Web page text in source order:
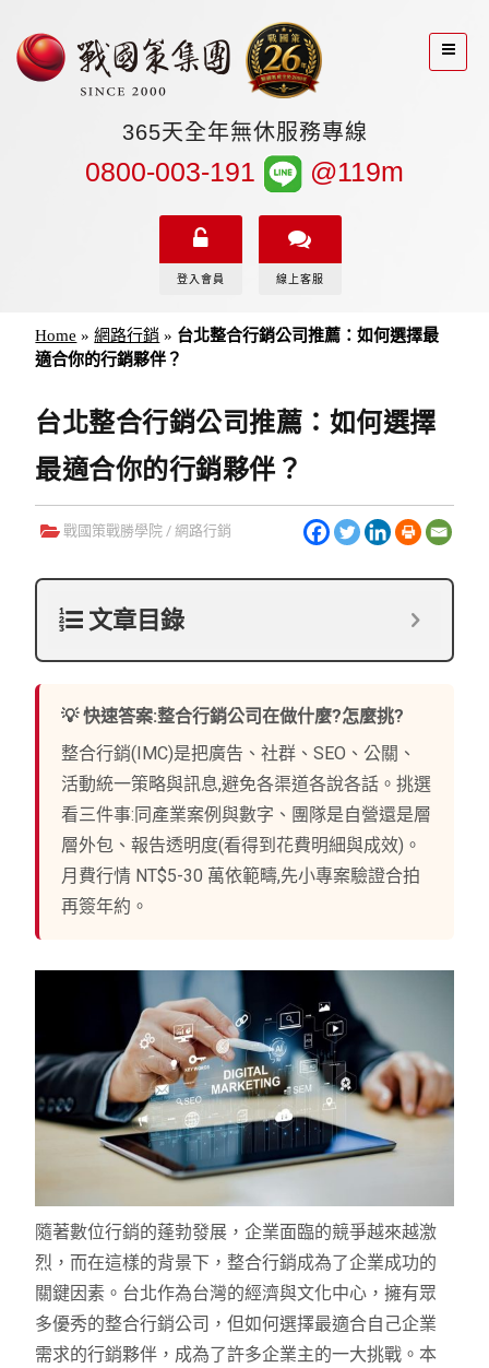
365天全年無休服務專線
0800-003-191 @119m
登入會員 線上客服
Home »網路行銷 » 台北整合行銷公司推薦：如何選擇最
適合你的行銷夥伴？
台北整合行銷公司推薦：如何選擇
最適合你的行銷夥伴？
戰國策戰勝學院 /網路行銷
文章目錄
💡 快速答案:整合行銷公司在做什麼?怎麼挑?
整合行銷(IMC)是把廣告、社群、SEO、公關、
活動統一策略與訊息,避免各渠道各說各話。挑選
看三件事:同產業案例與數字、團隊是自營還是層
層外包、報告透明度(看得到花費明細與成效)。
月費行情 NT$5-30 萬依範疇,先小專案驗證合拍
再簽年約。
隨著數位行銷的蓬勃發展，企業面臨的競爭越來越激
烈，而在這樣的背景下，整合行銷成為了企業成功的
關鍵因素。台北作為台灣的經濟與文化中心，擁有眾
多優秀的整合行銷公司，但如何選擇最適合自己企業
需求的行銷夥伴，成為了許多企業主的一大挑戰。本